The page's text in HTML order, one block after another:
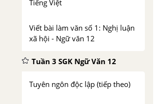
Tiếng Việt
Viết bài làm văn số 1: Nghị luận
xã hội - Ngữ văn 12
Tuần 3 SGK Ngữ Văn 12
Tuyên ngôn độc lập (tiếp theo)